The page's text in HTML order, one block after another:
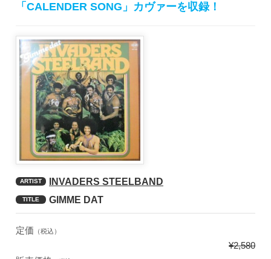
「CALENDER SONG」カヴァーを収録！
ARTIST INVADERS STEELBAND
TITLE GIMME DAT
定価 （税込）
¥2,580